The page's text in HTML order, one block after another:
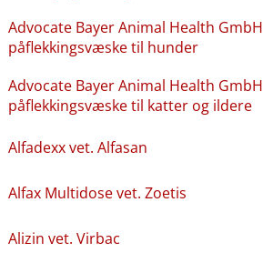
Advocate Bayer Animal Health GmbH
påflekkingsvæske til hunder
Advocate Bayer Animal Health GmbH
påflekkingsvæske til katter og ildere
Alfadexx vet. Alfasan
Alfax Multidose vet. Zoetis
Alizin vet. Virbac